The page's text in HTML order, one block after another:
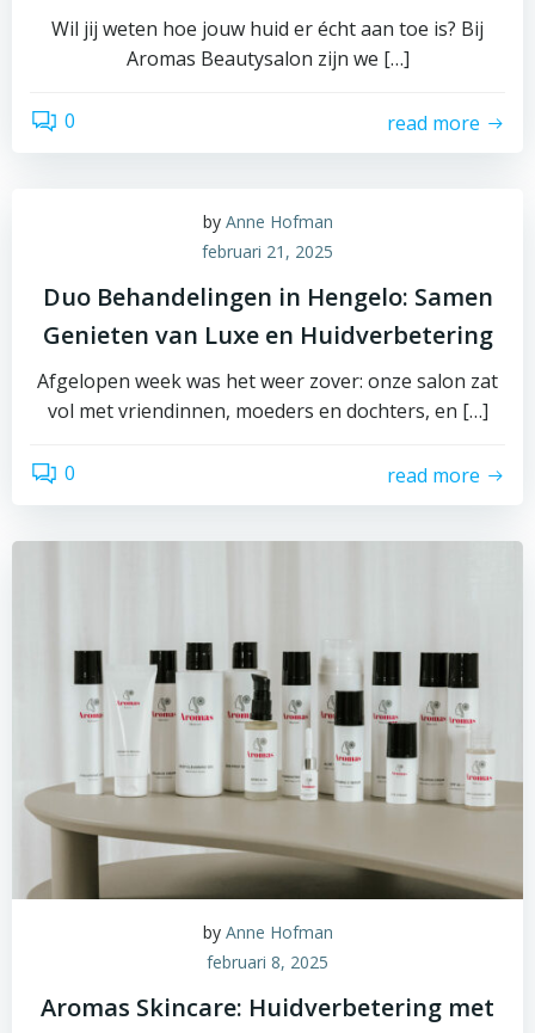
Wil jij weten hoe jouw huid er écht aan toe is? Bij
Aromas Beautysalon zijn we […]
0 read more
by Anne Hofman
februari 21, 2025
Duo Behandelingen in Hengelo: Samen
Genieten van Luxe en Huidverbetering
Afgelopen week was het weer zover: onze salon zat
vol met vriendinnen, moeders en dochters, en […]
0 read more
by Anne Hofman
februari 8, 2025
Aromas Skincare: Huidverbetering met